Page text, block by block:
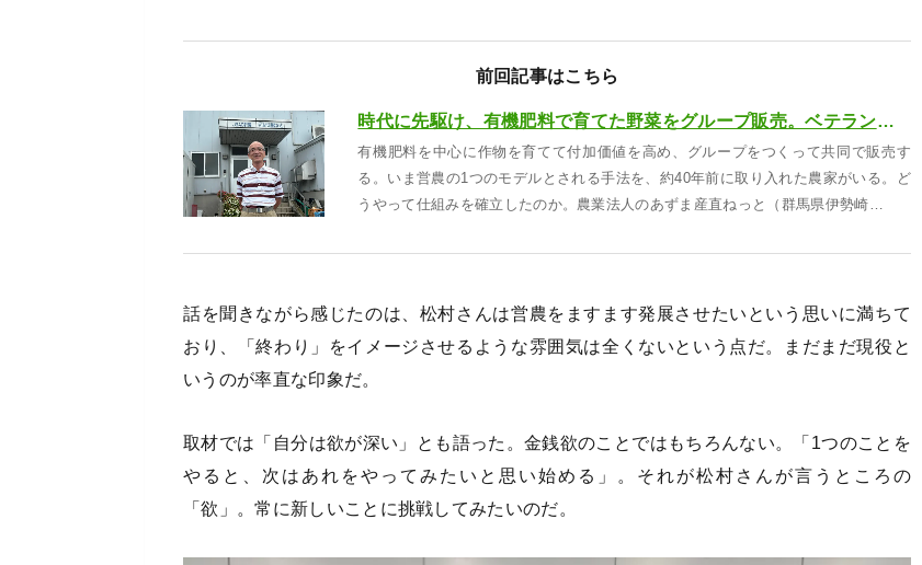
前回記事はこちら
時代に先駆け、有機肥料で育てた野菜をグループ販売。ベテラン農家の半生に見る生産の流儀
有機肥料を中心に作物を育てて付加価値を高め、グループをつくって共同で販売す
る。いま営農の1つのモデルとされる手法を、約40年前に取り入れた農家がいる。ど
うやって仕組みを確立したのか。農業法人のあずま産直ねっと（群馬県伊勢崎…
話を聞きながら感じたのは、松村さんは営農をますます発展させたいという思いに満ちて
おり、「終わり」をイメージさせるような雰囲気は全くないという点だ。まだまだ現役と
いうのが率直な印象だ。
取材では「自分は欲が深い」とも語った。金銭欲のことではもちろんない。「1つのことを
やると、次はあれをやってみたいと思い始める」。それが松村さんが言うところの
「欲」。常に新しいことに挑戦してみたいのだ。